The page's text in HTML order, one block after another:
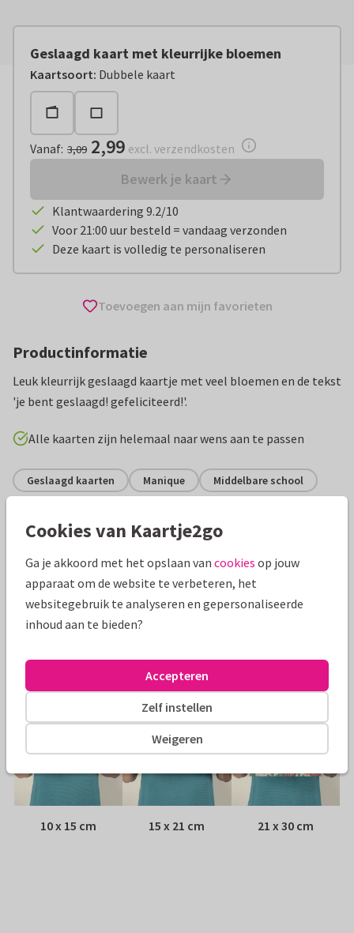
Geslaagd kaart met kleurrijke bloemen
Kaartsoort: Dubbele kaart
Vanaf:€ 2,99 excl. verzendkosten
Vanaf: 3,09 2,99 excl. verzendkosten
Bewerk je kaart
Klantwaardering 9.2/10
Voor 21:00 uur besteld = vandaag verzonden
Deze kaart is volledig te personaliseren
Toevoegen aan mijn favorieten
Productinformatie
Leuk kleurrijk geslaagd kaartje met veel bloemen en de tekst
'je bent geslaagd! gefeliciteerd!'.
Alle kaarten zijn helemaal naar wens aan te passen
Geslaagd kaarten Manique Middelbare school
Specificaties bij deze kaart
Papiersoort: Kies uit 6 luxe papiersoorten
Envelop: Witte vensterenvelop
10 x 15 cm 15 x 21 cm 21 x 30 cm
Cookies van Kaartje2go
Ga je akkoord met het opslaan van cookies op jouw
apparaat om de website te verbeteren, het
websitegebruik te analyseren en gepersonaliseerde
inhoud aan te bieden?
Weigeren
Zelf instellen
Accepteren